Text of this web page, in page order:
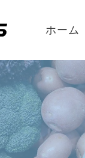
ホーム